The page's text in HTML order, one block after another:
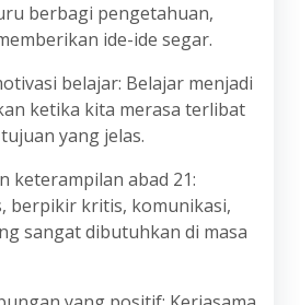
berbagi pengetahuan,
ide-ide segar.
belajar: Belajar menjadi
ketika kita merasa terlibat
yang jelas.
keterampilan abad 21:
berpikir kritis, komunikasi,
sangat dibutuhkan di masa